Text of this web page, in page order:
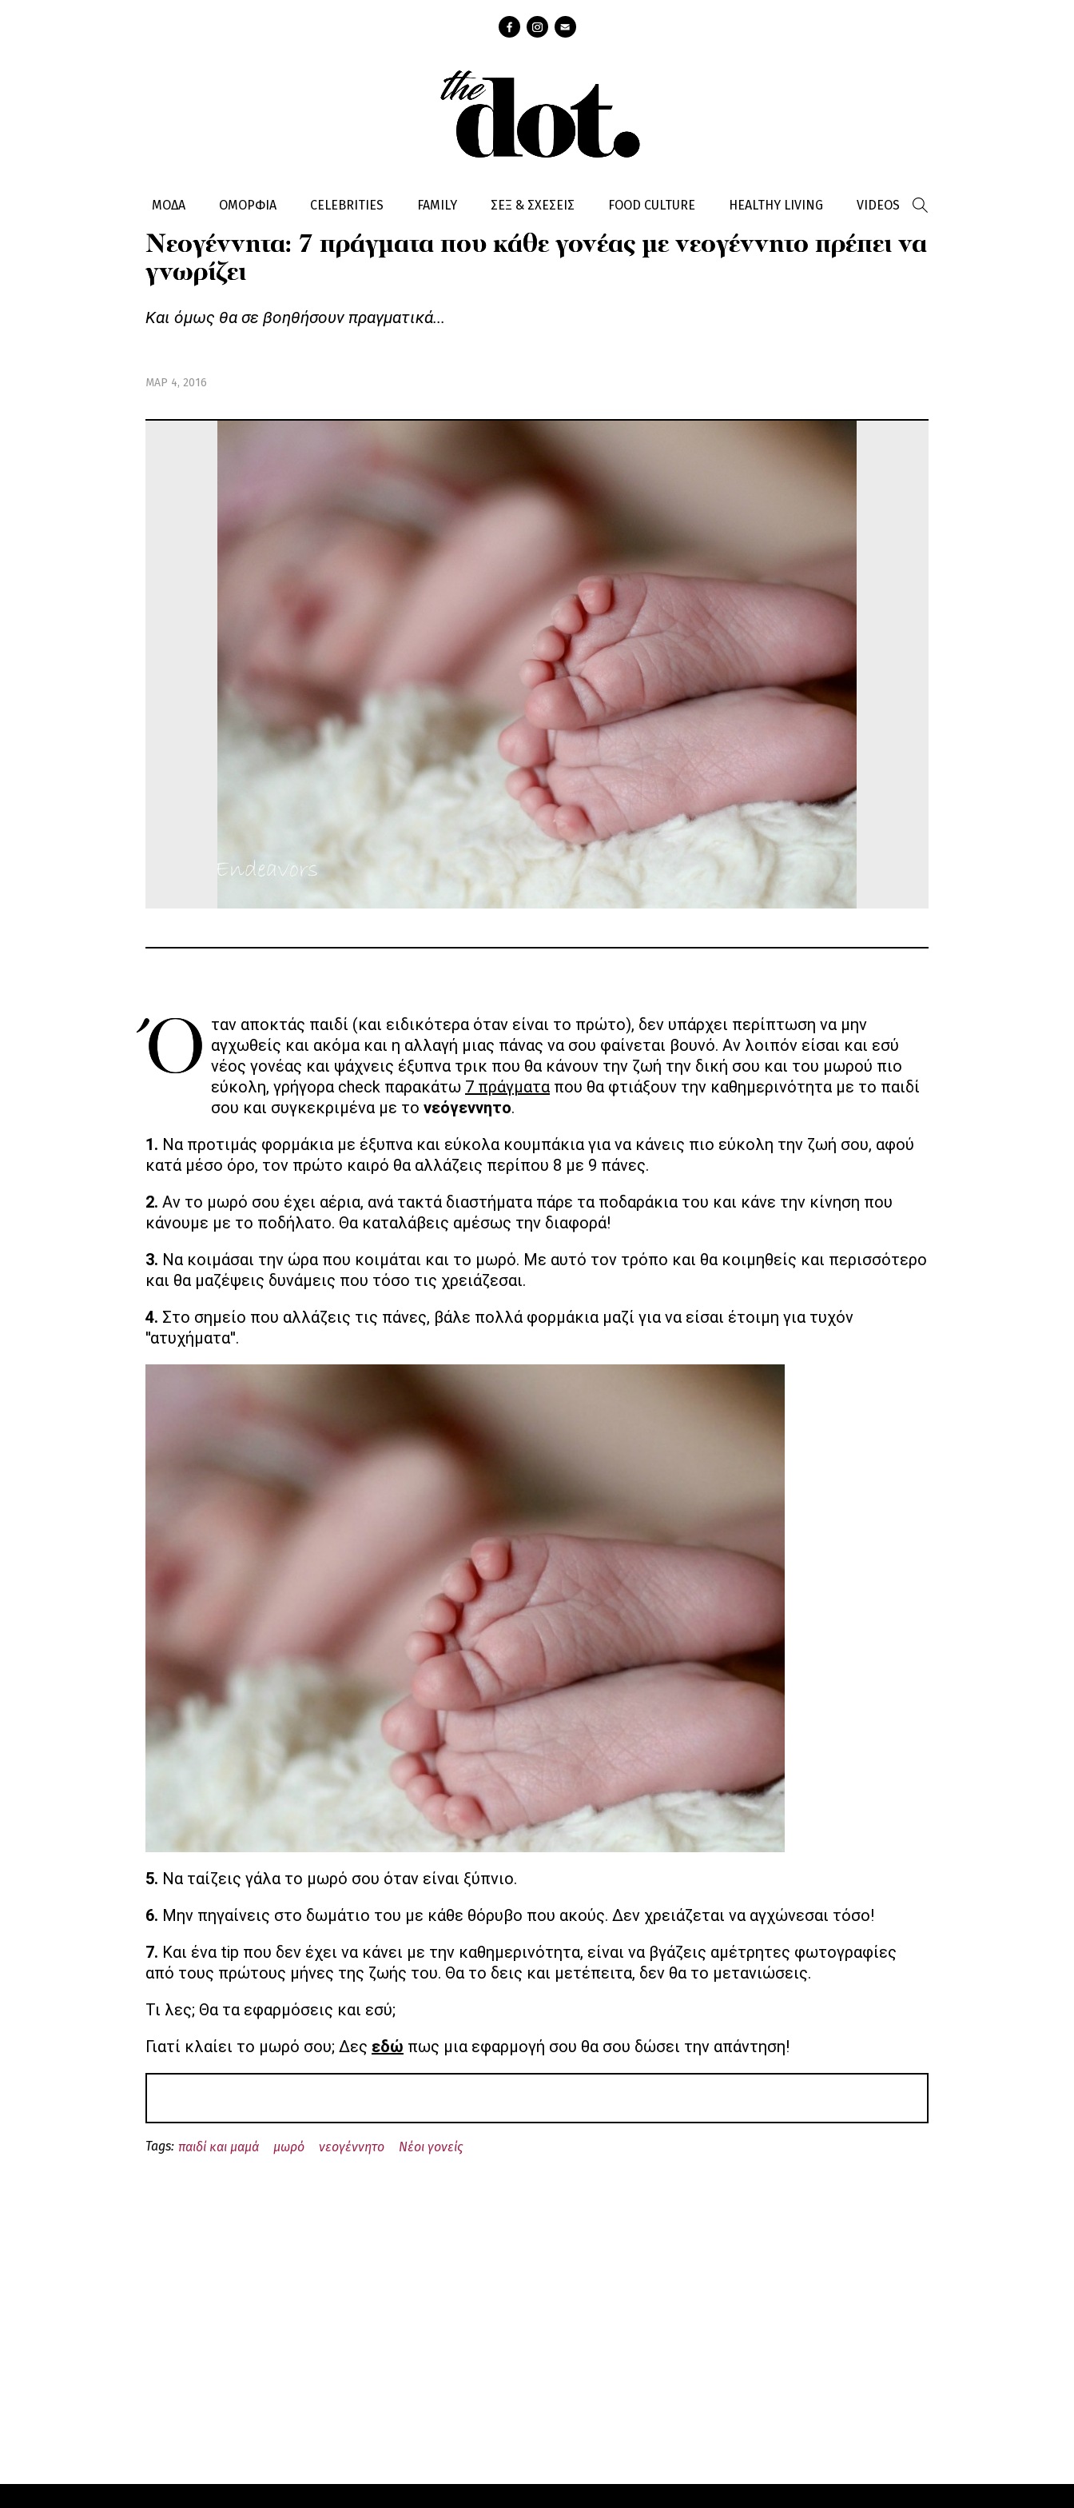
ΜΟΔΑ ΟΜΟΡΦΙΑ CELEBRITIES FAMILY ΣΕΞ & ΣΧΕΣΕΙΣ FOOD CULTURE HEALTHY LIVING VIDEOS
ΠΑΙΔΙ & ΜΑΜA ΜΩΡΟ
Νεογέννητα: 7 πράγματα που κάθε γονέας με νεογέννητο πρέπει να
γνωρίζει
Και όμως θα σε βοηθήσουν πραγματικά...
ΜΑΡ 4, 2016
Όταν αποκτάς παιδί (και ειδικότερα όταν είναι το πρώτο), δεν υπάρχει περίπτωση να μην αγχωθείς και ακόμα και η αλλαγή μιας πάνας να σου φαίνεται βουνό. Αν λοιπόν είσαι και εσύ
νέος γονέας και ψάχνεις έξυπνα τρικ που θα κάνουν την ζωή την δική σου και του μωρού πιο
εύκολη, γρήγορα check παρακάτω 7 πράγματα που θα φτιάξουν την καθημερινότητα με το παιδί
σου και συγκεκριμένα με το νεόγεννητο.
1. Να προτιμάς φορμάκια με έξυπνα και εύκολα κουμπάκια για να κάνεις πιο εύκολη την ζωή σου, αφού
κατά μέσο όρο, τον πρώτο καιρό θα αλλάζεις περίπου 8 με 9 πάνες.
2. Αν το μωρό σου έχει αέρια, ανά τακτά διαστήματα πάρε τα ποδαράκια του και κάνε την κίνηση που
κάνουμε με το ποδήλατο. Θα καταλάβεις αμέσως την διαφορά!
3. Να κοιμάσαι την ώρα που κοιμάται και το μωρό. Με αυτό τον τρόπο και θα κοιμηθείς και περισσότερο
και θα μαζέψεις δυνάμεις που τόσο τις χρειάζεσαι.
4. Στο σημείο που αλλάζεις τις πάνες, βάλε πολλά φορμάκια μαζί για να είσαι έτοιμη για τυχόν
''ατυχήματα''.
5. Να ταίζεις γάλα το μωρό σου όταν είναι ξύπνιο.
6. Μην πηγαίνεις στο δωμάτιο του με κάθε θόρυβο που ακούς. Δεν χρειάζεται να αγχώνεσαι τόσο!
7. Και ένα tip που δεν έχει να κάνει με την καθημερινότητα, είναι να βγάζεις αμέτρητες φωτογραφίες
από τους πρώτους μήνες της ζωής του. Θα το δεις και μετέπειτα, δεν θα το μετανιώσεις.
Τι λες; Θα τα εφαρμόσεις και εσύ;
Γιατί κλαίει το μωρό σου; Δες εδώ πως μια εφαρμογή σου θα σου δώσει την απάντηση!
Tags: παιδί και μαμά μωρό νεογέννητο Νέοι γονείς